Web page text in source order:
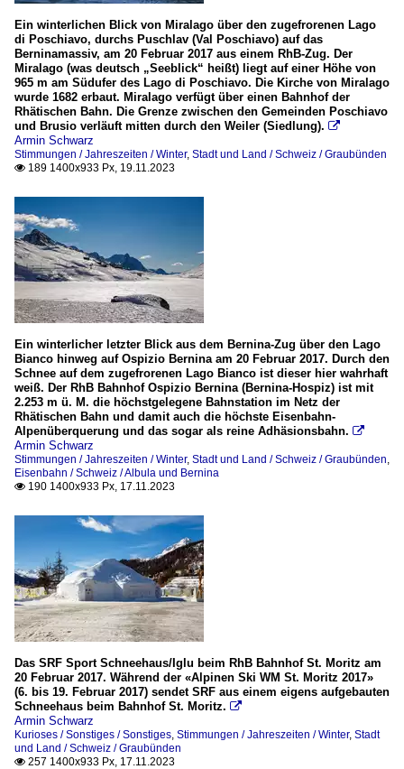
Ein winterlichen Blick von Miralago über den zugefrorenen Lago
di Poschiavo, durchs Puschlav (Val Poschiavo) auf das
Berninamassiv, am 20 Februar 2017 aus einem RhB-Zug. Der
Miralago (was deutsch „Seeblick“ heißt) liegt auf einer Höhe von
965 m am Südufer des Lago di Poschiavo. Die Kirche von Miralago
wurde 1682 erbaut. Miralago verfügt über einen Bahnhof der
Rhätischen Bahn. Die Grenze zwischen den Gemeinden Poschiavo
und Brusio verläuft mitten durch den Weiler (Siedlung). 
Armin Schwarz
Stimmungen / Jahreszeiten / Winter, Stadt und Land / Schweiz / Graubünden
 189 1400x933 Px, 19.11.2023
Ein winterlicher letzter Blick aus dem Bernina-Zug über den Lago
Bianco hinweg auf Ospizio Bernina am 20 Februar 2017. Durch den
Schnee auf dem zugefrorenen Lago Bianco ist dieser hier wahrhaft
weiß. Der RhB Bahnhof Ospizio Bernina (Bernina-Hospiz) ist mit
2.253 m ü. M. die höchstgelegene Bahnstation im Netz der
Rhätischen Bahn und damit auch die höchste Eisenbahn-
Alpenüberquerung und das sogar als reine Adhäsionsbahn. 
Armin Schwarz
Stimmungen / Jahreszeiten / Winter, Stadt und Land / Schweiz / Graubünden,
Eisenbahn / Schweiz / Albula und Bernina
 190 1400x933 Px, 17.11.2023
Das SRF Sport Schneehaus/Iglu beim RhB Bahnhof St. Moritz am
20 Februar 2017. Während der «Alpinen Ski WM St. Moritz 2017»
(6. bis 19. Februar 2017) sendet SRF aus einem eigens aufgebauten
Schneehaus beim Bahnhof St. Moritz. 
Armin Schwarz
Kurioses / Sonstiges / Sonstiges, Stimmungen / Jahreszeiten / Winter, Stadt
und Land / Schweiz / Graubünden
 257 1400x933 Px, 17.11.2023